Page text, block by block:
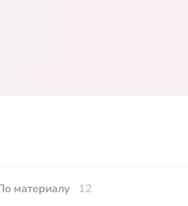
материалу 12